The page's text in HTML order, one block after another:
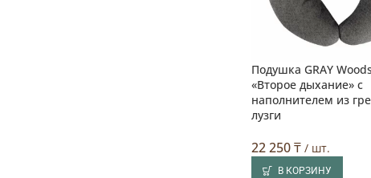
Подушка GRAY
«Второе дыхание» с
наполнителем из
лузги
22 250₸/ шт.
В КОРЗИНУ